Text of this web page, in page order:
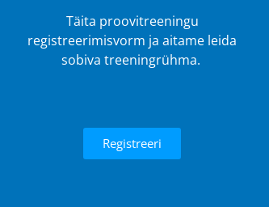
Täita proovitreeningu
registreerimisvorm ja aitame leida
sobiva treeningrühma.
Registreeri